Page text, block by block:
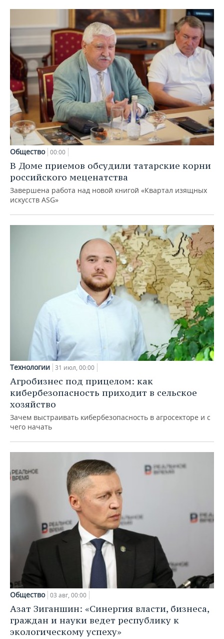
Общество 00:00
В Доме приемов обсудили татарские корни
российского меценатства
Завершена работа над новой книгой «Квартал изящных
искусств ASG»
Технологии 31 июл, 00:00
Агробизнес под прицелом: как
кибербезопасность приходит в сельское
хозяйство
Зачем выстраивать кибербезопасность в агросекторе и с
чего начать
Общество 03 авг, 00:00
Азат Зиганшин: «Синергия власти, бизнеса,
граждан и науки ведет республику к
экологическому успеху»